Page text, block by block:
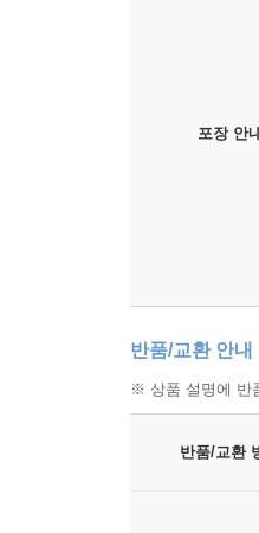
포장 안
반품/교환 안내
※ 상품 설명에 반
반품/교환